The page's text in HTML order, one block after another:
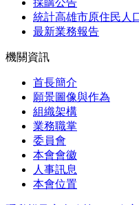
統計高雄市原住民人
最新業務報告
機關資訊
首長簡介
願景圖像與作為
組織架構
業務職掌
委員會
本會會徽
人事訊息
本會位置